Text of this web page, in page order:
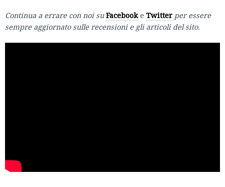
Continua a errare con noi su Facebook e Twitter per essere
sempre aggiornato sulle recensioni e gli articoli del sito.